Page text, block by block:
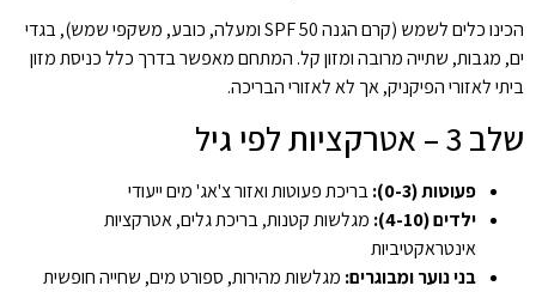
הכינו כלים לשמש (קרם הגנה SPF 50 ומעלה, כובע, משקפי שמש), בגדי
ים, מגבות, שתייה מרובה ומזון קל. המתחם מאפשר בדרך כלל כניסת מזון
ביתי לאזורי הפיקניק, אך לא לאזורי הבריכה.
שלב 3 – אטרקציות לפי גיל
פעוטות (0-3):
בריכת פעוטות ואזור צ'אג' מים ייעודי
ילדים (4-10):
מגלשות קטנות, בריכת גלים, אטרקציות
אינטראקטיביות
בני נוער ומבוגרים: מגלשות מהירות, ספורט מים, שחייה חופשית